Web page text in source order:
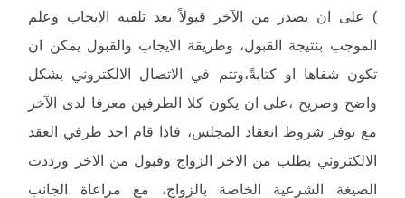
) على ان يصدر من الآخر قبولاً بعد تلقيه الايجاب وعلم
الموجب بنتيجة القبول، وطريقة الايجاب والقبول يمكن ان
تكون شفاها او كتابةً،وتتم في الاتصال الالكتروني بشكل
واضح وصريح ،على ان يكون كلا الطرفين معرفا لدى الآخر
مع توفر شروط انعقاد المجلس، فاذا قام احد طرفي العقد
الالكتروني بطلب من الاخر الزواج وقبول من الاخر ورددت
الصيغة الشرعية الخاصة بالزواج، مع مراعاة الجانب